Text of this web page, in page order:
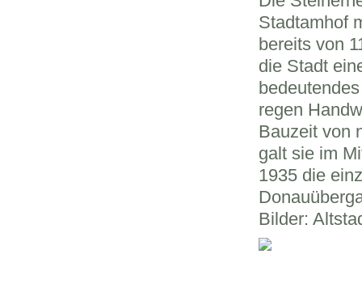
Stadtamhof
bereits von
die Stadt
regen
Bauzeit von
galt sie im
1935 die
Bilder: